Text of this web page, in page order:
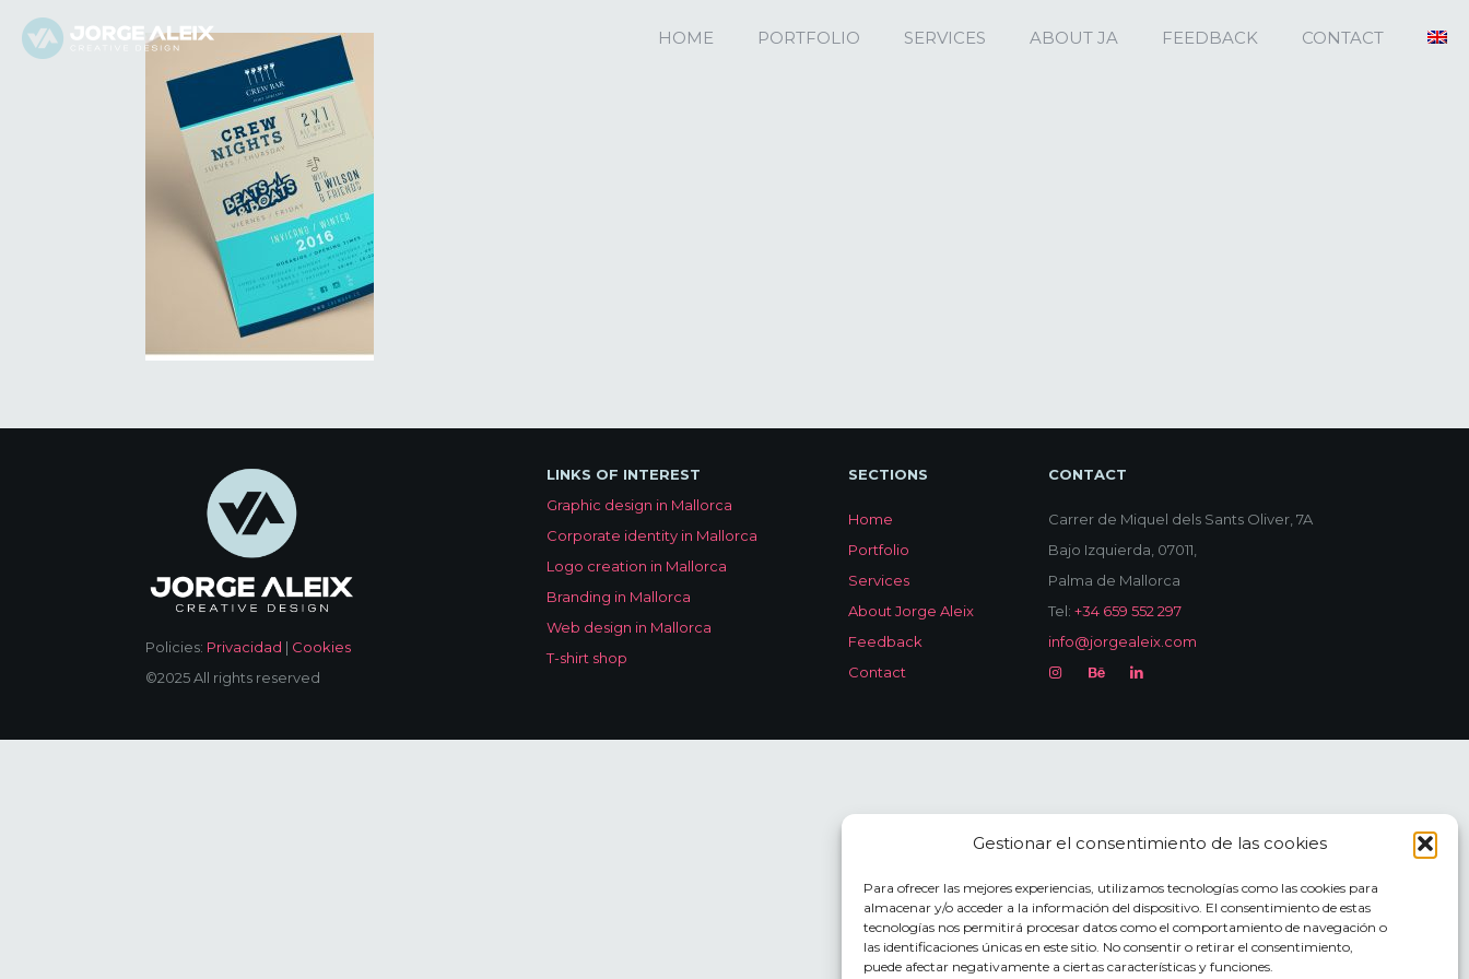
Gestionar el consentimiento de las cookies
Para ofrecer las mejores experiencias, utilizamos tecnologías como las cookies para
almacenar y/o acceder a la información del dispositivo. El consentimiento de estas
tecnologías nos permitirá procesar datos como el comportamiento de navegación o
las identificaciones únicas en este sitio. No consentir o retirar el consentimiento,
puede afectar negativamente a ciertas características y funciones.
HOME PORTFOLIO SERVICES ABOUT JA FEEDBACK CONTACT
Policies: Privacidad | Cookies
©2025 All rights reserved
LINKS OF INTEREST
Graphic design in Mallorca
Corporate identity in Mallorca
Logo creation in Mallorca
Branding in Mallorca
Web design in Mallorca
T-shirt shop
SECTIONS
Home
Portfolio
Services
About Jorge Aleix
Feedback
Contact
CONTACT
Carrer de Miquel dels Sants Oliver, 7A
Bajo Izquierda, 07011,
Palma de Mallorca
Tel:+34 659 552 297
info@jorgealeix.com